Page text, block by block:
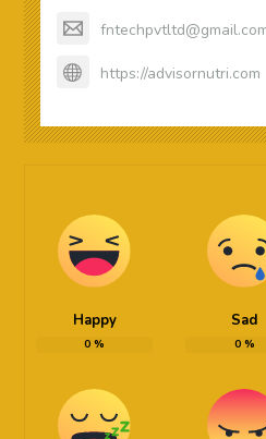
https://advisornutri.com
Happy
0 %
Sad
0%